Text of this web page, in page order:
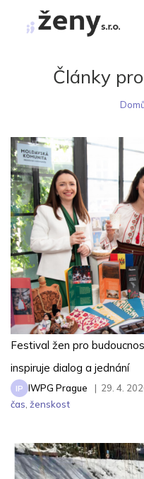
Články
Festival žen pro
inspiruje dialog a jednání
IP IWPG Prague | 29. 4.
čas, ženskost